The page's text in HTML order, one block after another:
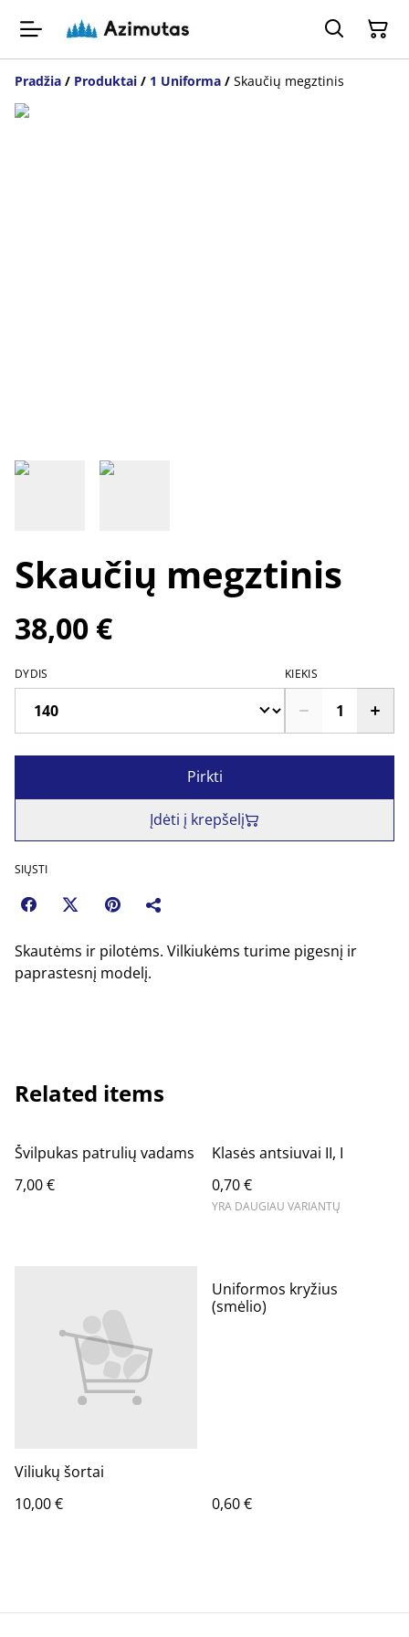
Pradžia / Produktai / 1 Uniforma / Skaučių megztinis
Skaučių megztinis
38,00 €
DYDIS KIEKIS
Pirkti
Įdėti į krepšelį
SIŲSTI
Skautėms ir pilotėms. Vilkiukėms turime pigesnį ir
paprastesnį modelį.
Related items
Švilpukas patrulių vadams
7,00 €
Klasės antsiuvai II, I
0,70 €
YRA DAUGIAU VARIANTŲ
Viliukų šortai
10,00 €
Uniformos kryžius
(smėlio)
0,60 €